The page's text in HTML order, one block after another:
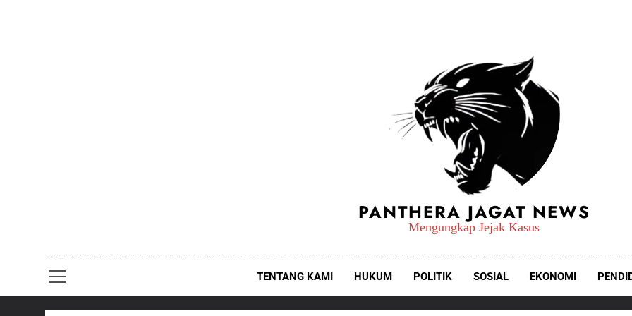
PANTHERA JAGAT NEWS
Mengungkap Jejak Kasus
TENTANG KAMI HUKUM POLITIK SOSIAL EKONOMI